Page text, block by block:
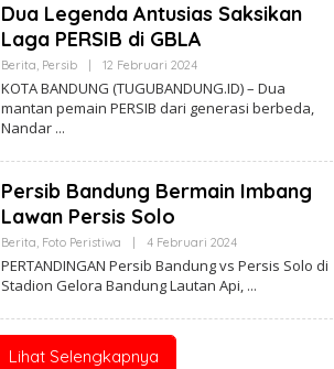
Dua Legenda Antusias Saksikan
Laga PERSIB di GBLA
Berita, Persib 12 Februari 2024O
L
E
H
O
KOTA BANDUNG (TUGUBANDUNG.ID) – Dua
mantan pemain PERSIB dari generasi berbeda,
Nandar
Persib Bandung Bermain Imbang
Lawan Persis Solo
Berita, Foto Peristiwa 4 Februari 2024O
L
E
H
O
PERTANDINGAN Persib Bandung vs Persis Solo di
Stadion Gelora Bandung Lautan Api,
Lihat Selengkapnya